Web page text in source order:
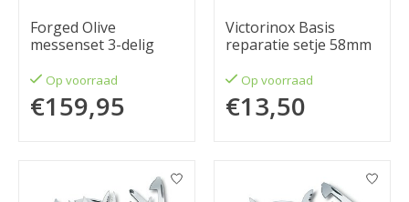
Forged Olive
messenset 3-delig
Op voorraad
€159,95
Victorinox Basis
reparatie setje 58mm
Op voorraad
€13,50